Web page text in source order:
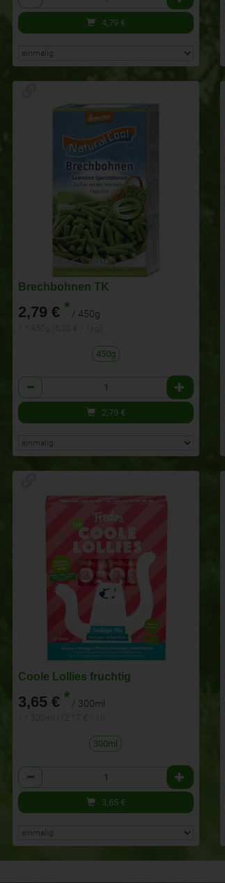
4,79 €
Brechbohnen TK
2,79 € * / 450g
450g
Anzahl
2,79 €
Coole Lollies fruchtig
3,65 € * / 300ml
300ml
Anzahl
3,65 €